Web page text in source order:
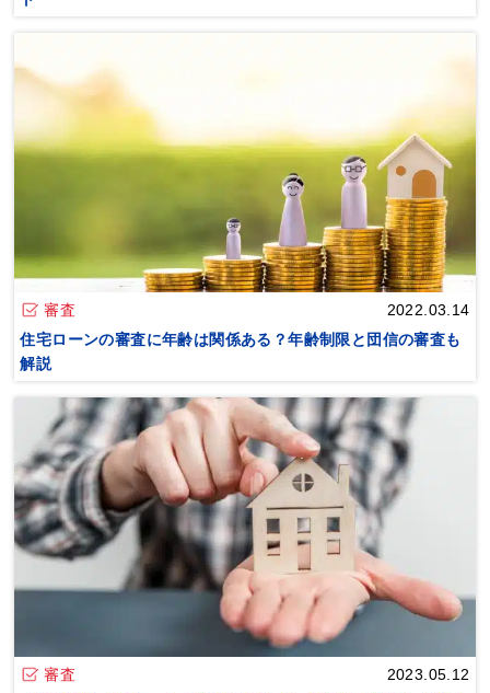
審査
2022.03.14
住宅ローンの審査に年齢は関係ある？年齢制限と団信の審査も
解説
審査
2023.05.12